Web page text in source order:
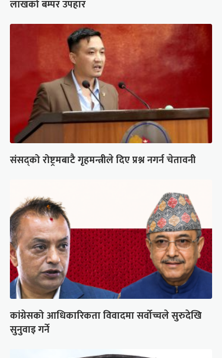
लाखको बम्पर उपहार
संसद्को रोष्ट्रमबाटै गृहमन्त्रीले दिए प्रश्न नगर्न चेतावनी
कांग्रेसको आधिकारिकता विवादमा सर्वोच्चले सुरुदेखि
सुनुवाइ गर्ने